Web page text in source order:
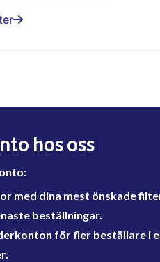
hos oss
med dina mest önskade
beställningar.
för fler beställare i